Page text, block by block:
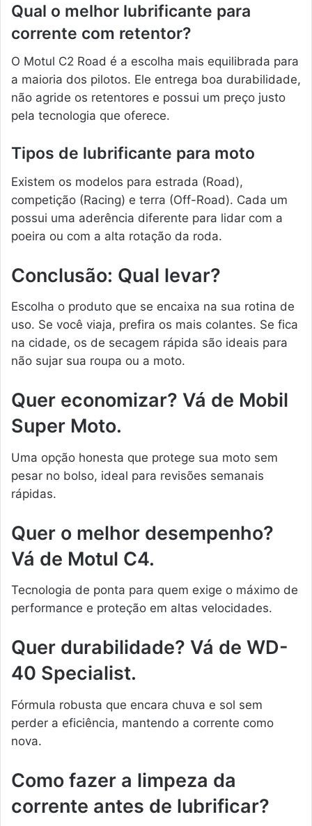
Qual o melhor lubrificante para
corrente com retentor?
O Motul C2 Road é a escolha mais equilibrada para
a maioria dos pilotos. Ele entrega boa durabilidade,
não agride os retentores e possui um preço justo
pela tecnologia que oferece.
Tipos de lubrificante para moto
Existem os modelos para estrada (Road),
competição (Racing) e terra (Off-Road). Cada um
possui uma aderência diferente para lidar com a
poeira ou com a alta rotação da roda.
Conclusão: Qual levar?
Escolha o produto que se encaixa na sua rotina de
uso. Se você viaja, prefira os mais colantes. Se fica
na cidade, os de secagem rápida são ideais para
não sujar sua roupa ou a moto.
Quer economizar? Vá de Mobil
Super Moto.
Uma opção honesta que protege sua moto sem
pesar no bolso, ideal para revisões semanais
rápidas.
Quer o melhor desempenho?
Vá de Motul C4.
Tecnologia de ponta para quem exige o máximo de
performance e proteção em altas velocidades.
Quer durabilidade? Vá de WD-
40 Specialist.
Fórmula robusta que encara chuva e sol sem
perder a eficiência, mantendo a corrente como
nova.
Como fazer a limpeza da
corrente antes de lubrificar?